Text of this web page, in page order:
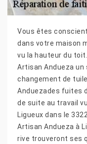
Vous êtes
dans votre maison
vu la hauteur du
Artisan Andueza
changement de
Anduezades fuites
de suite au travail
Ligueux dans le
Artisan Andueza à
rive trouveront ses